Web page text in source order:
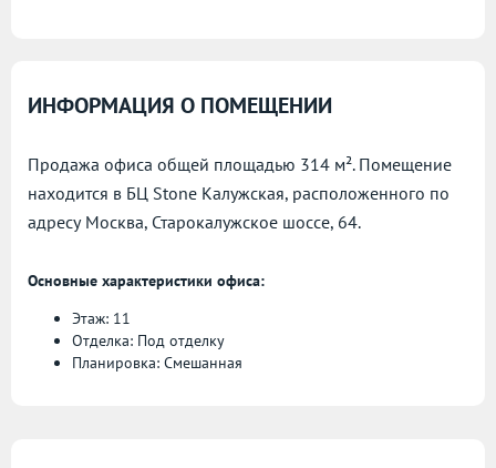
ИНФОРМАЦИЯ О ПОМЕЩЕНИИ
Продажа офиса общей площадью 314 м². Помещение
находится в БЦ Stone Калужская, расположенного по
адресу Москва, Старокалужское шоссе, 64.
Основные характеристики офиса:
Этаж: 11
Отделка: Под отделку
Планировка: Смешанная